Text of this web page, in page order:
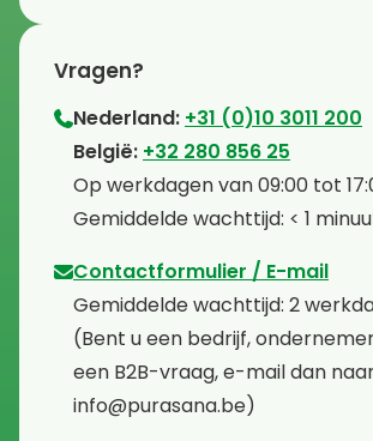
Vragen?
Nederland: +31 (0)10 3011 200
⁠België: +32 280 856 25
⁠⁠Op werkdagen van 09:00 tot
⁠Gemiddelde wachttijd: < 1
Contactformulier / E-mail
⁠Gemiddelde wachttijd: 2
⁠(Bent u een bedrijf,
een B2B-vraag, e-mail dan
info@purasana.be)